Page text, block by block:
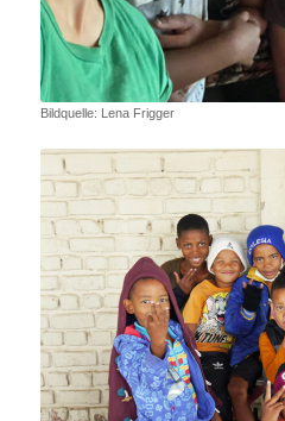
Bildquelle: Lena Frigger